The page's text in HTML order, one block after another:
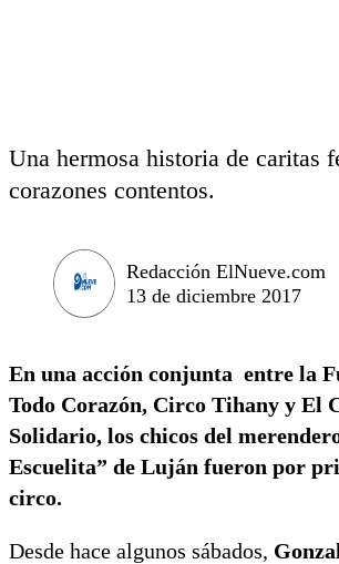
Una hermosa historia de caritas
corazones contentos.
Redacción ElNueve.com
13 de diciembre 2017
En una acción conjunta entre la
Todo Corazón, Circo Tihany y El
Solidario, los chicos del
Escuelita” de Luján fueron por
circo.
Desde hace algunos sábados,